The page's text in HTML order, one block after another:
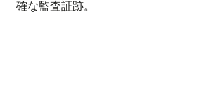
確な監査証跡。